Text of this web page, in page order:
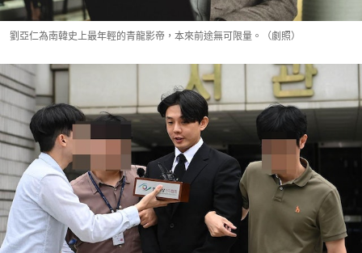
劉亞仁為南韓史上最年輕的青龍影帝，本來前途無可限量。（劇照）